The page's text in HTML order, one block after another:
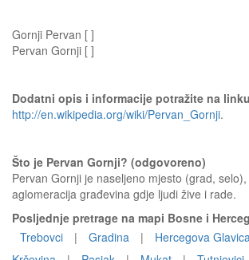
Gornji Pervan [ ]
Pervan Gornji [ ]
Dodatni opis i informacije potražite na
http://en.wikipedia.org/wiki/Pervan_Gornji.
Što je Pervan Gornji? (odgovoreno)
Pervan Gornji je naseljeno mjesto (grad,
aglomeracija građevina gdje ljudi žive i rade.
Posljednje pretrage na mapi Bosne i
Trebovci
| Gradina | Hercegova